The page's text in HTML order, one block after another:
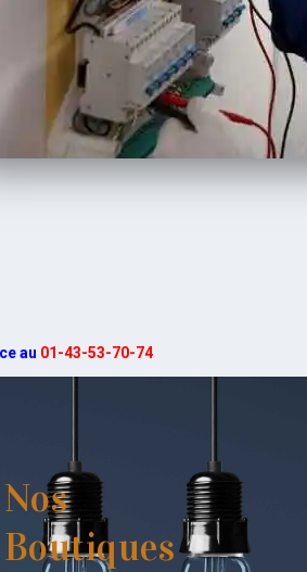
au 01-43-53-70-74
Nos
Boutiques